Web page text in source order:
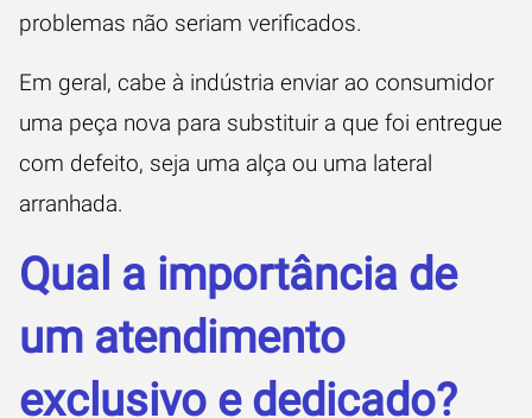
problemas não seriam verificados.
Em geral, cabe à indústria enviar ao consumidor
uma peça nova para substituir a que foi entregue
com defeito, seja uma alça ou uma lateral
arranhada.
Qual a importância de
um atendimento
exclusivo e dedicado?